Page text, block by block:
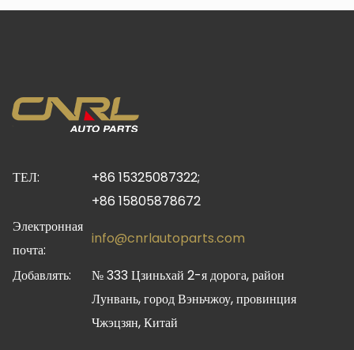
ТЕЛ:
+86 15325087322;
+86 15805878672
Электронная
почта:
info@cnrlautoparts.com
Добавлять:
№ 333 Цзиньхай 2-я дорога, район
Лунвань, город Вэньчжоу, провинция
Чжэцзян, Китай